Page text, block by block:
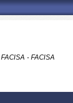
- FACISA